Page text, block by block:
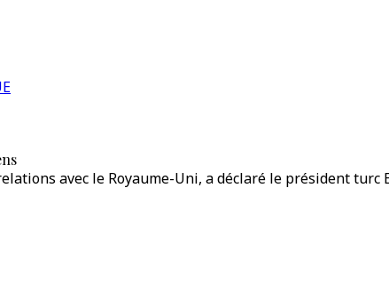
avec le Royaume-Uni, a déclaré le président